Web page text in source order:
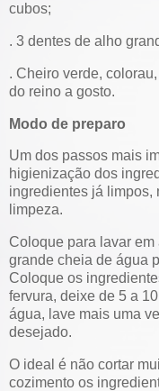
cubos;
. 3 dentes de alho
. Cheiro verde,
do reino a gosto.
Modo de preparo
Um dos passos mais
higienização dos
ingredientes já limpos,
limpeza.
Coloque para lavar
grande cheia de água
Coloque os
fervura, deixe de 5 a
água, lave mais uma
desejado.
O ideal é não cortar
cozimento os